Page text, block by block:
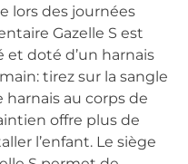
lors des journées
Gazelle S est
doté d’un harnais
tirez sur la sangle
au corps de
offre plus de
l’enfant. Le siège